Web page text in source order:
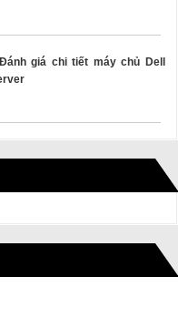
giá chi tiết máy chủ Dell